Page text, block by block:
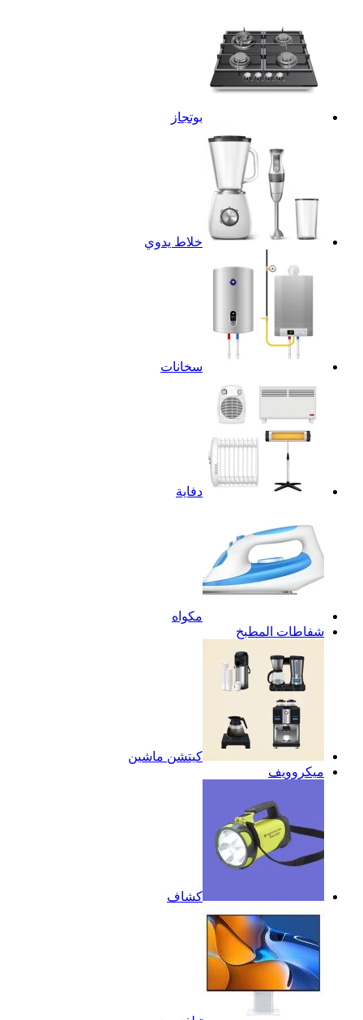
بوتجاز
خلاط يدوي
سخانات
دفاية
مكواه
شفاطات المطبخ
كيتشن ماشين
ميكروويف
كشاف